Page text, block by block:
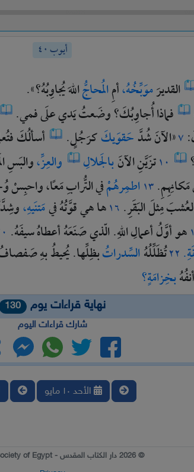
أيوب ٤٠
القديرَموَبِّخُهُ،أمِالمُحاجُّاللهَيُجاوِبُهُ؟».
فماذاأُجاوِبُكَ؟وضَعتُيَديعلَىفمي.
٧«الآنَشُدَّحَقوَيكَكرَجُلٍ. أسألُكَ
١٠تزَيَّنِالآنَبالجَلالِ والعِزِّ،والبَسِ
مَكانِهِمِ.١٣اطمِرهُمْفيالتُّرابِمَعًا،واحبِسْ
مِثلَالبَقَرِ. ١٦هاهيقوَّتُهُفيمَتنَيهِ،
هوأوَّلُأعمالِاللهِ.الّذيصَنَعَهُأعطاهُسيفَهُ.
٢٢تُظَلِّلُهُالسِّدراتُبظِلِّها.يُحيطُبهِ
أنفُهُبخِزامَةٍ؟
نهاية قراءات يوم 130
شارك قراءات اليوم
الأحد ١٠ مايو
© 2026 دار الكتاب المقدس - The Bible Society of Egypt